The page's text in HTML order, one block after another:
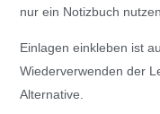
nur ein Notizbuch
Einlagen einkleben ist
Wiederverwenden der
Alternative.